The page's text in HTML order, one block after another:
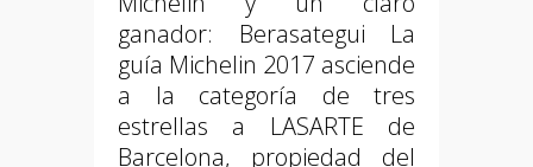
ganador: Berasategui La
guía Michelin 2017 asciende
a la categoría de tres
estrellas a LASARTE de
Barcelona, propiedad del